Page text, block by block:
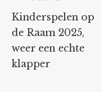
navigatie
Kinderspelen op
de Raam 2025,
weer een echte
klapper